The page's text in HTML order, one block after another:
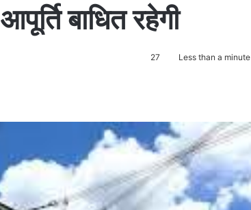
बाधित रहेगी
27 Less than a minute